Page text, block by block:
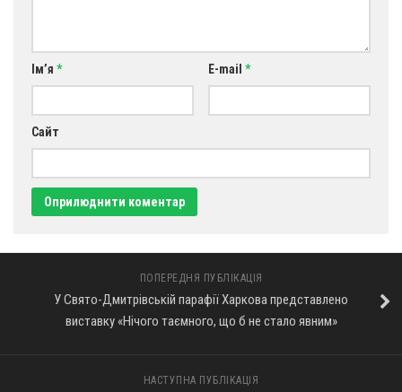
Оголошення
Трансляції
Ім’я * E-mail *
Сайт
ПОПЕРЕДНЯ ПУБЛІКАЦІЯ
У Свято-Дмитрівській парафії Харкова представлено
виставку «Нічого таємного, що б не стало явним»
НАСТУПНА ПУБЛІКАЦІЯ